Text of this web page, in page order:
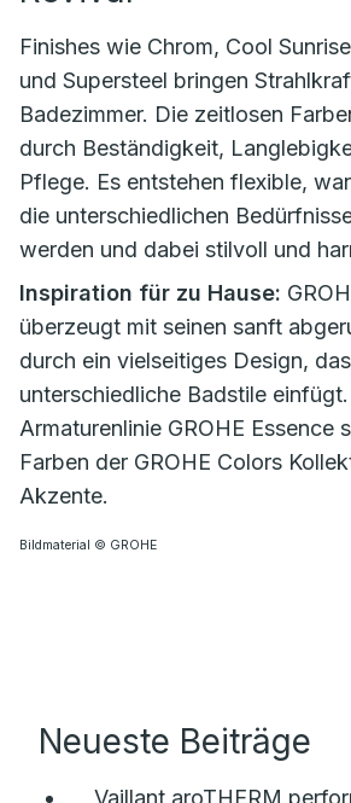
Finishes wie Chrom, Cool
und Supersteel bringen
Badezimmer. Die zeitlosen
durch Beständigkeit,
Pflege. Es entstehen flexible,
die unterschiedlichen
werden und dabei stilvoll und
Inspiration für zu Hause:
überzeugt mit seinen sanft
durch ein vielseitiges Design,
unterschiedliche Badstile
Armaturenlinie GROHE Essence
Farben der GROHE Colors
Akzente.
Bildmaterial © GROHE
Neueste Beiträge
Vaillant aroTHERM